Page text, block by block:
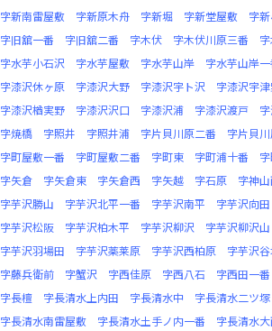
字新南雷屋敷
字新原木舟 字新堀 字新堂屋敷 字
字旧舘一番
字旧舘二番 字木伏 字木伏川原三番
字水芋小石沢
字水芋屋敷 字水芋山岸 字水芋山岸一
字漆沢休ヶ原
字漆沢大野 字漆沢宇ト沢 字漆沢宇
字漆沢楢実野
字漆沢沢口 字漆沢浦 字漆沢渡戸
字焼橋
字照井 字照井浦 字片貝川原二番 字片貝
字町屋敷一番
字町屋敷二番 字町東 字町浦十番
字矢倉
字矢倉東 字矢倉西 字矢越 字石原 字神
字芋沢勝山
字芋沢北平一番 字芋沢南平 字芋沢向田
字芋沢松阪
字芋沢柏木平 字芋沢柳沢 字芋沢柳沢山
字芋沢羽場田
字芋沢薬莱原 字芋沢西柏原 字芋沢
字藤兵衛前
字蟹沢 字西佳原 字西八石 字西田一番
字長檀
字長清水上内田 字長清水中 字長清水二ツ塚
字長清水南雷屋敷
字長清水土手ノ内一番 字長清水